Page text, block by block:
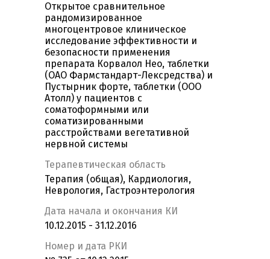
Открытое сравнительное
рандомизированное
многоцентровое клиническое
исследование эффективности и
безопасности применения
препарата Корвалол Нео, таблетки
(ОАО Фармстандарт-Лексредства) и
Пустырник форте, таблетки (ООО
Атолл) у пациентов с
соматоформными или
соматизированными
расстройствами вегетативной
нервной системы
Терапевтическая область
Терапия (общая), Кардиология,
Неврология, Гастроэнтерология
Дата начала и окончания КИ
10.12.2015 - 31.12.2016
Номер и дата РКИ